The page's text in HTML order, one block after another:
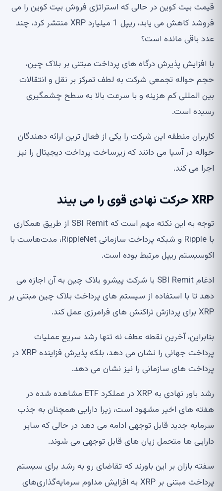
قیمت بیت کوین در حالی که استراتژی فروش بیت کوین را می
فروشد کاهش می یابد، ریپل 1 میلیارد XRP منتشر کرد، چند
عدد باقی مانده است؟
با افزایش پذیرش درگاه های پرداخت مبتنی بر بلاک چین،
حجم حواله تجمعی شرکت به لطف تمرکز بر نقل و انتقالات
بین المللی کم هزینه و با سرعت بالا به سطح چشمگیری
رسیده است.
کاربران منطقه این شرکت را یکی از فعال ترین ارائه دهندگان
حواله در آسیا می دانند که زیرساخت پرداخت دیجیتال را نیز
اجرا می کند.
XRP حرکت نهادی قوی را می بیند
توجه به این نکته مهم است که SBI Remit از طریق همکاری
با Ripple و شبکه پرداخت سازمانی RippleNet، مدت‌هاست با
اکوسیستم ریپل مرتبط بوده است.
ادغام SBI Remit با شرکت پیشرو بلاک چین به آن اجازه می
دهد تا با استفاده از سیستم های پرداخت بلاک چین مبتنی بر
XRP برای پردازش تراکنش های فرامرزی عمل کند.
بنابراین، آخرین نقطه عطف نه تنها رشد سریع عملیات
پرداخت جهانی را نشان می دهد، بلکه پذیرش فزاینده XRP در
پرداخت های سازمانی را نیز نشان می دهد.
رشد باور نهادی به XRP در عملکرد ETF مشاهده شده در
هفته های اخیر مشهود است، زیرا دارایی همچنان به جذب
سرمایه جدید قابل توجهی ادامه می دهد در حالی که سایر
دارایی ها متحمل زیان های قابل توجهی می شوند.
سفته بازان بر این باورند که تقاضای رو به رشد برای سیستم
پرداخت مبتنی بر XRP به افزایش مداوم سرمایه‌گذاری‌های